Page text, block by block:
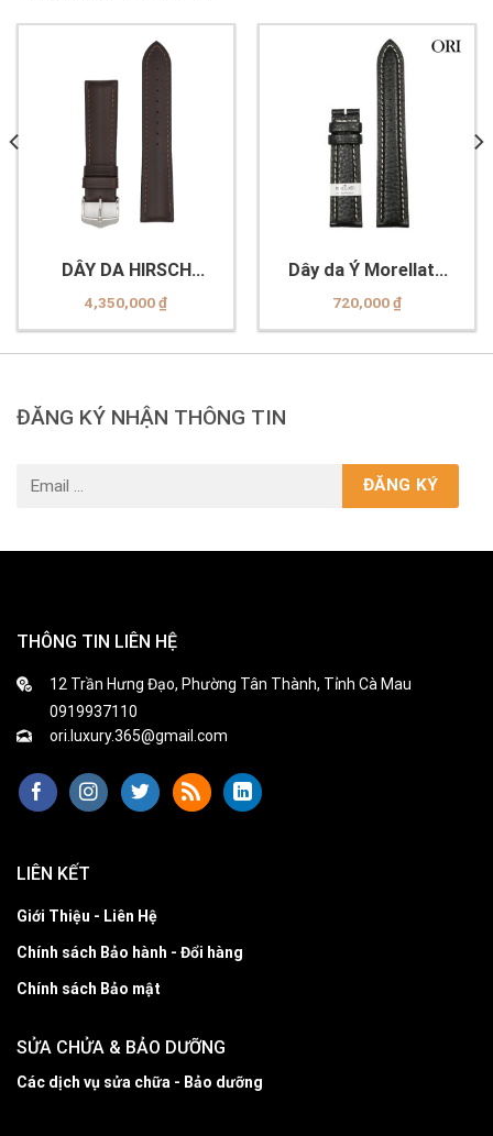
DÂY DA HIRSCH
0925002010-2-22
4,350,000₫
Dây da Ý Morellato
A01U3689A38019CR20
720,000₫
ĐĂNG KÝ NHẬN THÔNG TIN
THÔNG TIN LIÊN HỆ
12 Trần Hưng Đạo, Phường Tân Thành, Tỉnh Cà Mau
0919937110
ori.luxury.365@gmail.com
LIÊN KẾT
Giới Thiệu - Liên Hệ
Chính sách Bảo hành - Đổi hàng
Chính sách Bảo mật
SỬA CHỬA & BẢO DƯỠNG
Các dịch vụ sửa chữa - Bảo dưỡng